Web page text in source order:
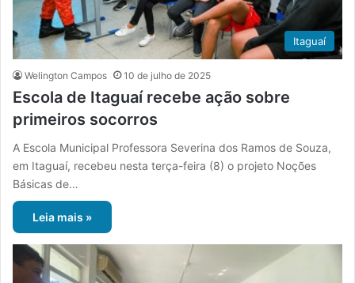
Itaguaí
Welington Campos 10 de julho de 2025
Escola de Itaguaí recebe ação sobre
primeiros socorros
A Escola Municipal Professora Severina dos Ramos de Souza,
em Itaguaí, recebeu nesta terça-feira (8) o projeto Noções
Básicas de…
Leia mais »